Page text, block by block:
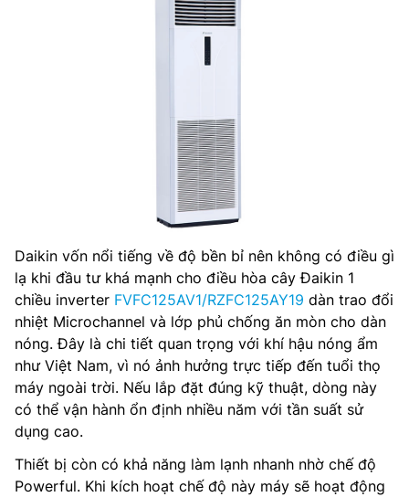
Daikin vốn nổi tiếng về độ bền bỉ nên không có điều gì
lạ khi đầu tư khá mạnh cho điều hòa cây Đaikin 1
chiều inverter FVFC125AV1/RZFC125AY19 dàn trao đổi
nhiệt Microchannel và lớp phủ chống ăn mòn cho dàn
nóng. Đây là chi tiết quan trọng với khí hậu nóng ẩm
như Việt Nam, vì nó ảnh hưởng trực tiếp đến tuổi thọ
máy ngoài trời. Nếu lắp đặt đúng kỹ thuật, dòng này
có thể vận hành ổn định nhiều năm với tần suất sử
dụng cao.
Thiết bị còn có khả năng làm lạnh nhanh nhờ chế độ
Powerful. Khi kích hoạt chế độ này máy sẽ hoạt động